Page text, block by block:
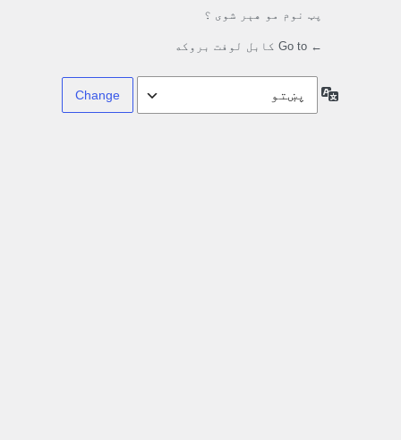
پټ نوم مو هېر شوی ؟
← Go to کابل لوفت بروکه
Language